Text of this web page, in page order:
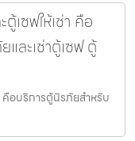
เซฟให้เช่า คือ
ละเช่าตู้เซฟ ตู้
คือบริการตู้นิรภัยสำหรับ